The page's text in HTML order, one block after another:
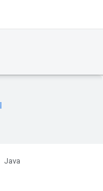
Java